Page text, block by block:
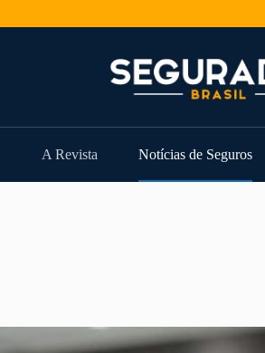
A Revista Notícias de Seguros